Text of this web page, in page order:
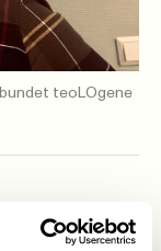
teoLOgene